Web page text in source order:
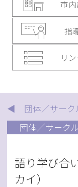
市
指
リ
◀ 団体／サーク
団体／サークル
語り学び合
カイ）